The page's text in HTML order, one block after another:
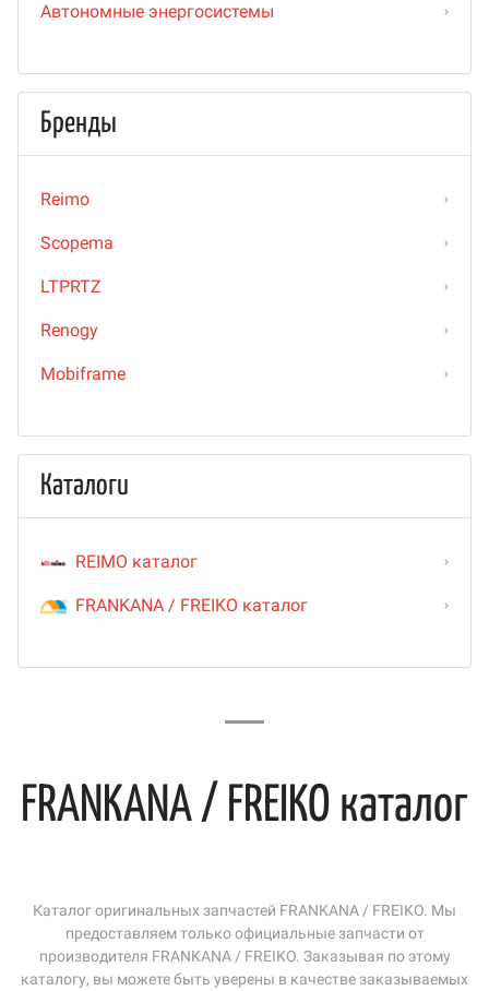
Автономные энергосистемы
Бренды
Reimo
Scopema
LTPRTZ
Renogy
Mobiframe
Каталоги
REIMO каталог
FRANKANA / FREIKO каталог
FRANKANA / FREIKO каталог
Каталог оригинальных запчастей FRANKANA / FREIKO. Мы
предоставляем только официальные запчасти от
производителя FRANKANA / FREIKO. Заказывая по этому
каталогу, вы можете быть уверены в качестве заказываемых